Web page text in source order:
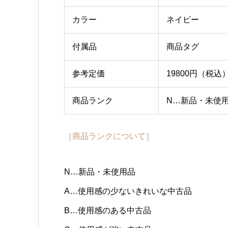
カラー ネイビー
付属品 商品タグ
参考定価 19800円（税込
商品ランク N…新品・未使
［商品ランクについて］
N…新品・未使用品
A…使用感の少ないきれいな中古品
B…使用感のある中古品